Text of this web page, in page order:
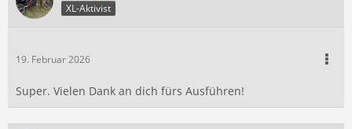
XL-Aktivist
19. Februar 2026
Super. Vielen Dank an dich fürs Ausführen!